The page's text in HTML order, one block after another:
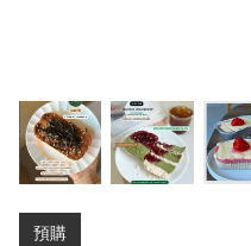
預購